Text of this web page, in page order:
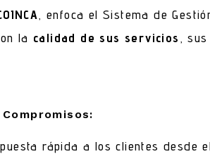
, enfoca el Sistema de
la calidad de sus servicios ,
rápida a los clientes desde